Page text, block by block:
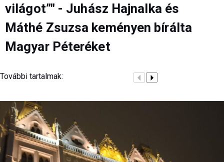
világot”" - Juhász Hajnalka és
Máthé Zsuzsa keményen bírálta
Magyar Péteréket
További tartalmak: